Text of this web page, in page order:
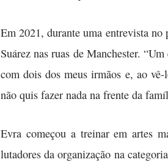
Em 2021, durante uma entrevista
Suárez nas ruas de Manchester.
com dois dos meus irmãos e, ao
não quis fazer nada na frente da
Evra começou a treinar em artes
lutadores da organização na